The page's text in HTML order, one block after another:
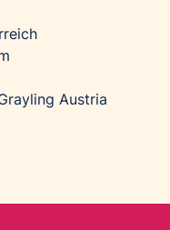
Austria